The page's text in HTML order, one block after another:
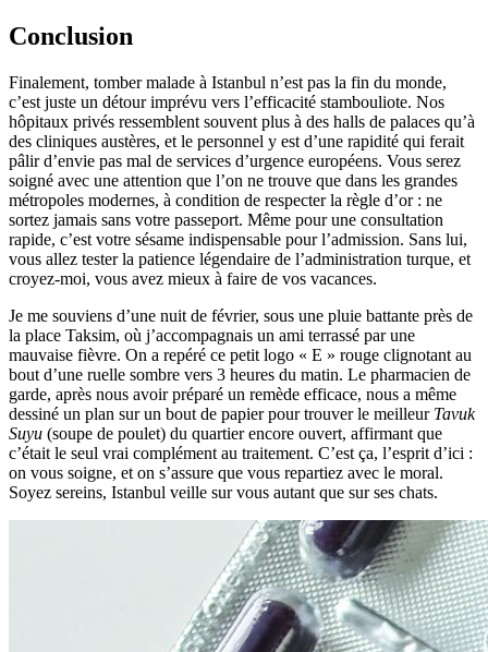
Conclusion
Finalement, tomber malade à Istanbul n’est pas la fin du monde,
c’est juste un détour imprévu vers l’efficacité stambouliote. Nos
hôpitaux privés ressemblent souvent plus à des halls de palaces qu’à
des cliniques austères, et le personnel y est d’une rapidité qui ferait
pâlir d’envie pas mal de services d’urgence européens. Vous serez
soigné avec une attention que l’on ne trouve que dans les grandes
métropoles modernes, à condition de respecter la règle d’or : ne
sortez jamais sans votre passeport. Même pour une consultation
rapide, c’est votre sésame indispensable pour l’admission. Sans lui,
vous allez tester la patience légendaire de l’administration turque, et
croyez-moi, vous avez mieux à faire de vos vacances.
Je me souviens d’une nuit de février, sous une pluie battante près de
la place Taksim, où j’accompagnais un ami terrassé par une
mauvaise fièvre. On a repéré ce petit logo « E » rouge clignotant au
bout d’une ruelle sombre vers 3 heures du matin. Le pharmacien de
garde, après nous avoir préparé un remède efficace, nous a même
dessiné un plan sur un bout de papier pour trouver le meilleur Tavuk
Suyu (soupe de poulet) du quartier encore ouvert, affirmant que
c’était le seul vrai complément au traitement. C’est ça, l’esprit d’ici :
on vous soigne, et on s’assure que vous repartiez avec le moral.
Soyez sereins, Istanbul veille sur vous autant que sur ses chats.